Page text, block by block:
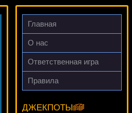
Главная
О нас
Ответственная игра
Правила
ДЖЕКПОТЫ
Oliver's Bar
Panamer***